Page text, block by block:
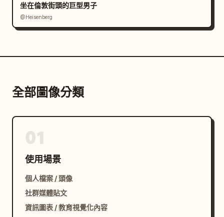
坐在倫敦街頭的巨型男子
@Heisenberg
全部圖像分類
使用場景
個人檔案 / 頭像
社群媒體貼文
資訊圖表 / 教育視覺化內容